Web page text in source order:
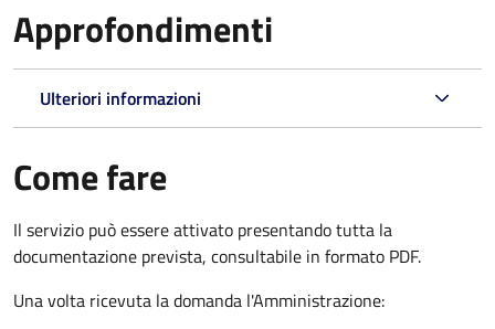
Approfondimenti
Ulteriori informazioni
Come fare
Il servizio può essere attivato presentando tutta la
documentazione prevista, consultabile in formato PDF.
Una volta ricevuta la domanda l'Amministrazione: